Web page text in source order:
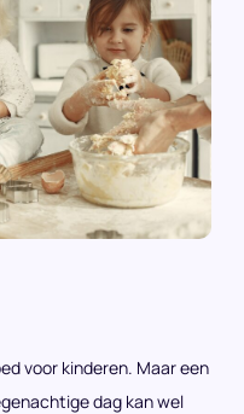
voor kinderen. Maar een
dag kan wel